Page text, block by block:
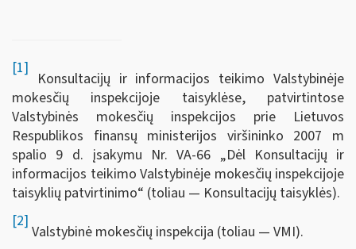
[1]
Konsultacijų ir informacijos teikimo Valstybinėje
mokesčių inspekcijoje taisyklėse, patvirtintose
Valstybinės mokesčių inspekcijos prie Lietuvos
Respublikos finansų ministerijos viršininko 2007 m
spalio 9 d. įsakymu Nr. VA-66 „Dėl Konsultacijų ir
informacijos teikimo Valstybinėje mokesčių inspekcijoje
taisyklių patvirtinimo“ (toliau — Konsultacijų taisyklės).
[2]
Valstybinė mokesčių inspekcija (toliau — VMI).